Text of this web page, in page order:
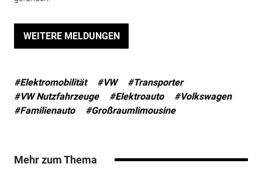
WEITERE MELDUNGEN
#Elektromobilität #VW
#Transporter
#VW Nutzfahrzeuge
#Elektroauto
#Volkswagen
#Familienauto
#Großraumlimousine
Mehr zum Thema